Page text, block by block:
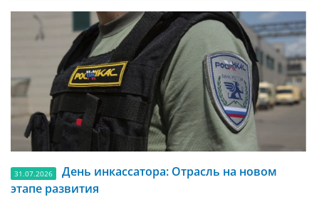
31.07.2026
День инкассатора: Отрасль на новом
этапе развития